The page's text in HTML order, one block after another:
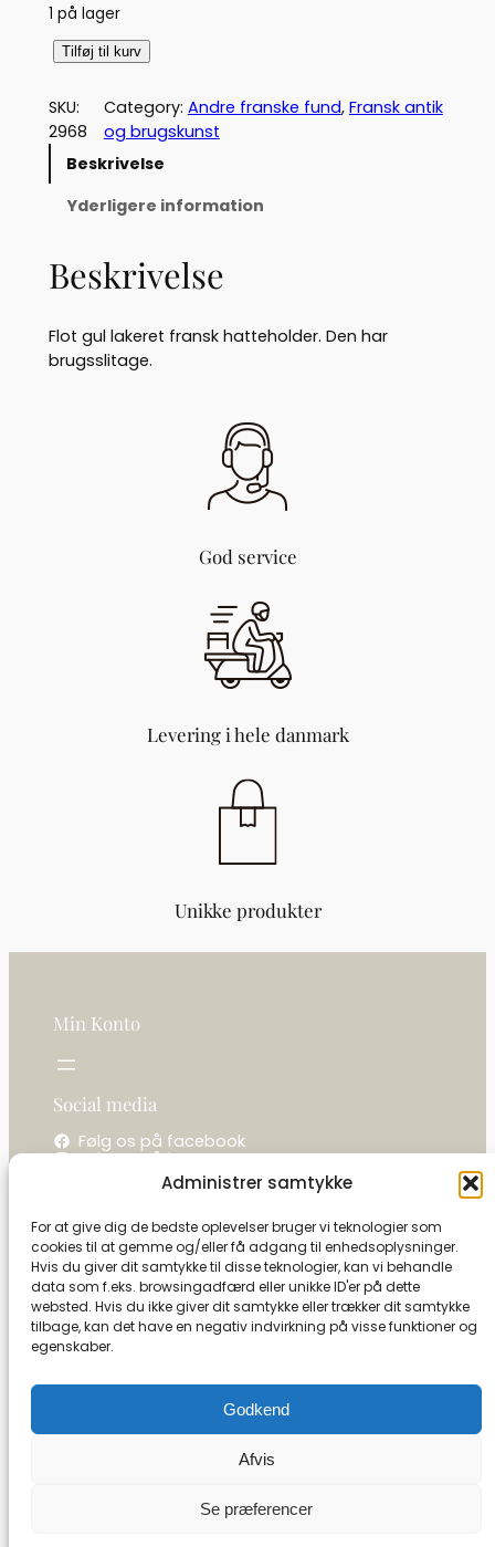
Administrer samtykke
For at give dig de bedste oplevelser bruger vi teknologier som
cookies til at gemme og/eller få adgang til enhedsoplysninger.
Hvis du giver dit samtykke til disse teknologier, kan vi behandle
data som f.eks. browsingadfærd eller unikke ID'er på dette
websted. Hvis du ikke giver dit samtykke eller trækker dit samtykke
tilbage, kan det have en negativ indvirkning på visse funktioner og
egenskaber.
Godkend
Afvis
Se præferencer
1 på lager
F
a
n
s
t
e
o
l
Tilføj til kurv
SKU:
2968
Category: Andre franske fund, Fransk antik
og brugskunst
Beskrivelse
Yderligere information
Beskrivelse
Flot gul lakeret fransk hatteholder. Den har
brugsslitage.
God service
Levering i hele danmark
Unikke produkter
Min Konto
Social media
Følg os på facebook
Følg os på instagram
La camelot / Kastel Vine
Ringholmvej 1
5853 Ørbæk
CVR: 27591493
Tel:+45 21 13 09 79
Se kontrolrapport